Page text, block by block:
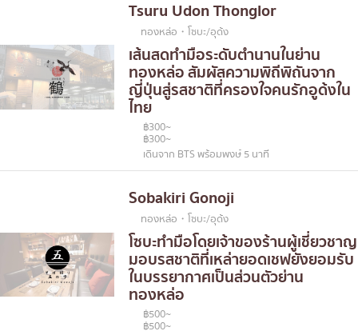
Tsuru Udon Thonglor
ทองหล่อ・โซบะ/อุด้ง
เส้นสดทำมือระดับตำนานในย่าน
ทองหล่อ สัมผัสความพิถีพิถันจาก
ญี่ปุ่นสู่รสชาติที่ครองใจคนรักอูด้งใน
ไทย
฿300~
฿300~
เดินจาก BTS พร้อมพงษ์ 5 นาที
Sobakiri Gonoji
ทองหล่อ・โซบะ/อุด้ง
โซบะทำมือโดยเจ้าของร้านผู้เชี่ยวชาญ
มอบรสชาติที่เหล่ายอดเชฟยังยอมรับ
ในบรรยากาศเป็นส่วนตัวย่าน
ทองหล่อ
฿500~
฿500~